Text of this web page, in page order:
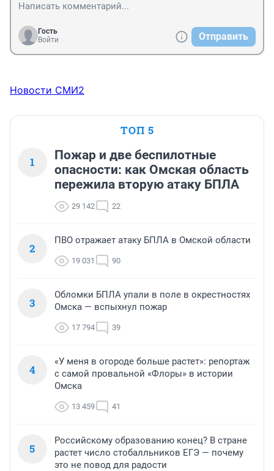
Гость
Войти
Отправить
Новости СМИ2
ТОП 5
1
Пожар и две беспилотные
опасности: как Омская область
пережила вторую атаку БПЛА
29 142 22
2
ПВО отражает атаку БПЛА в Омской области
19 031 90
3
Обломки БПЛА упали в поле в окрестностях
Омска — вспыхнул пожар
17 794 39
4
«У меня в огороде больше растет»: репортаж
с самой провальной «Флоры» в истории
Омска
13 459 41
5
Российскому образованию конец? В стране
растет число стобалльников ЕГЭ — почему
это не повод для радости